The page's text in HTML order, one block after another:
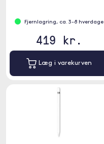
Fjernlagring, ca. 3-8 hverdage
419 kr.
Læg i varekurven